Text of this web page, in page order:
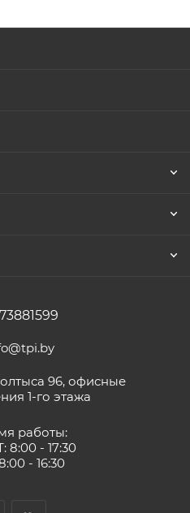
96, офисные
1-го этажа
работы:
8:00 - 17:30
- 16:30